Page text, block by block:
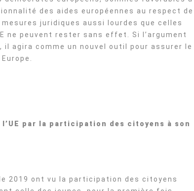
des aides européennes au respect de
juridiques aussi lourdes que celles
ne peuvent rester sans effet. Si l’argument
agira comme un nouvel outil pour assurer le
par la participation des citoyens à son
2019 ont vu la participation des citoyens